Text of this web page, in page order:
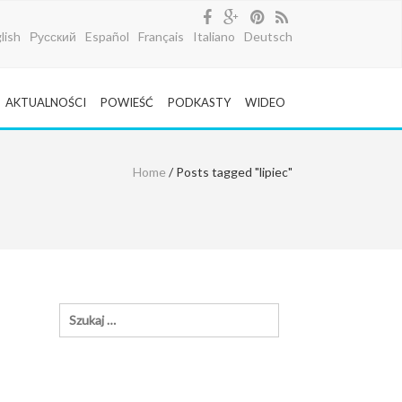
Русский Español Français Italiano Deutsch
AKTUALNOŚCI POWIEŚĆ PODKASTY WIDEO
Home / Posts tagged "lipiec"